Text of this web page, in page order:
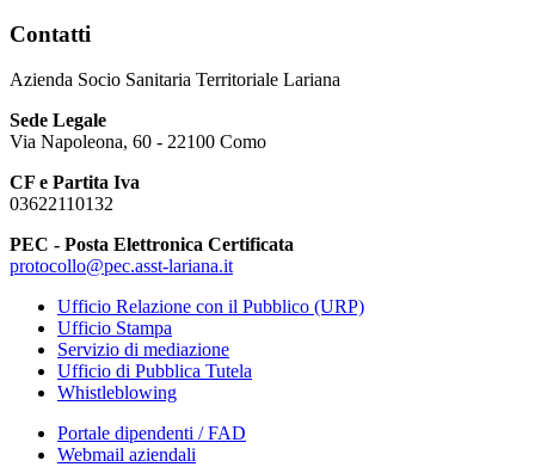
Contatti
Azienda Socio Sanitaria Territoriale Lariana
Sede Legale
Via Napoleona, 60 - 22100 Como
CF e Partita Iva
03622110132
PEC - Posta Elettronica Certificata
protocollo@pec.asst-lariana.it
Ufficio Relazione con il Pubblico (URP)
Ufficio Stampa
Servizio di mediazione
Ufficio di Pubblica Tutela
Whistleblowing
Portale dipendenti / FAD
Webmail aziendali